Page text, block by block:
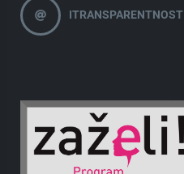
ITRANSPARENTNOST